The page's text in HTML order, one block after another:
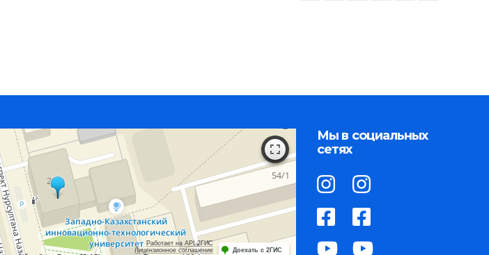
Работает на API 2ГИС
Лицензионное соглашение
Доехать с 2ГИС
Мы в социальных
сетях